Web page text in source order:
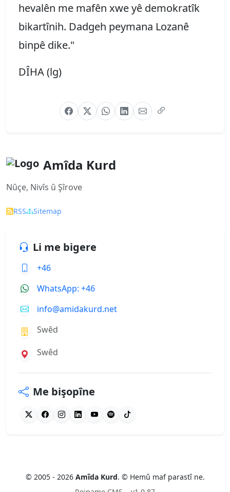
hevalên me mafên xwe yê demokratîk
bikartînih. Dadgeh peymana Lozanê
binpê dike."
DÎHA (lg)
Amîda Kurd
Nûçe, Nivîs û Şîrove
RSS Sitemap
Li me bigere
+46
WhatsApp: +46
info@amidakurd.net
Swêd
Swêd
Me bişopîne
© 2005 - 2026 Amîda Kurd. © Hemû maf parastî ne.